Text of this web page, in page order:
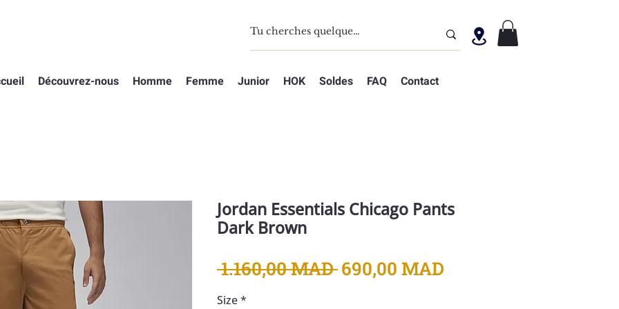
Découvrez-nous Homme Femme Junior HOK Soldes FAQ Contact
Jordan Essentials Chicago Pants
Dark Brown
1.160,00 MAD Prix
690,00 MAD
Size*